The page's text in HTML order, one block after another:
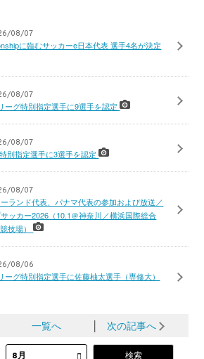
08/07
に臨むサッカーe日本代表 選手4名が決定
08/07
ーグ特別指定選手に9選手を認定
08/07
別指定選手に3選手を認定
08/07
ランド代表、パナマ代表の参加および放送／
ッカー2026（10.1＠神奈川／横浜国際総合
技場）
08/06
グ特別指定選手に佐藤柚太選手（専修大）
一覧へ 次の記事へ